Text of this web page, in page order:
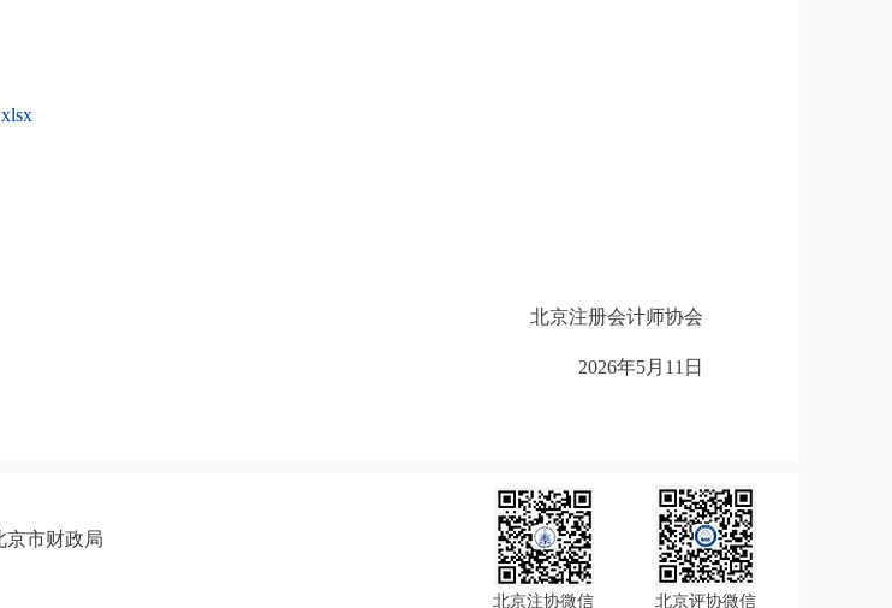
北京注册会计师协会
2026年5月11日
京市财政局
北京注协微信 北京评协微信